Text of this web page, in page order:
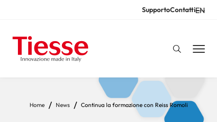
contenuto
principale
SupportoContattiEN
Briciole
Home News Continua la formazione con Reiss Romoli